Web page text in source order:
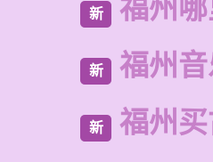
新 福州
新 福州
新 福州